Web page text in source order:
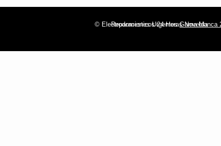
© Electrodomesticos 24 Horas Novelda
Reparaciones UrgentesGama blanca